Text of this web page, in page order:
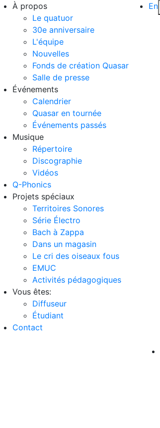
À propos
Le quatuor
30e anniversaire
L'équipe
Nouvelles
Fonds de création Quasar
Salle de presse
Événements
Calendrier
Quasar en tournée
Événements passés
Musique
Répertoire
Discographie
Vidéos
Q-Phonics
Projets spéciaux
Territoires Sonores
Série Électro
Bach à Zappa
Dans un magasin
Le cri des oiseaux fous
EMUC
Activités pédagogiques
Vous êtes:
Diffuseur
Étudiant
Contact
En